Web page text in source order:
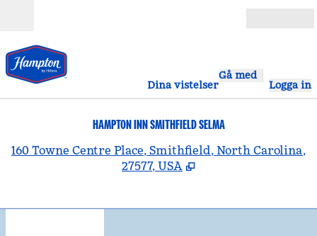
Dina vistelser
Gå med
Logga in
HAMPTON INN SMITHFIELD SELMA
160 Towne Centre Place, Smithfield, North Carolina,
27577, USA
,